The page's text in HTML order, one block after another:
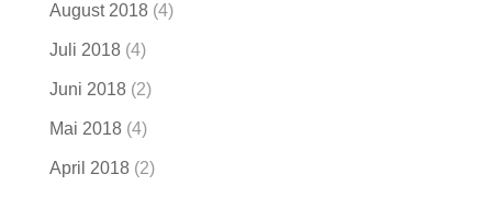
August 2018(4)
Juli 2018(4)
Juni 2018(2)
Mai 2018(4)
April 2018(2)